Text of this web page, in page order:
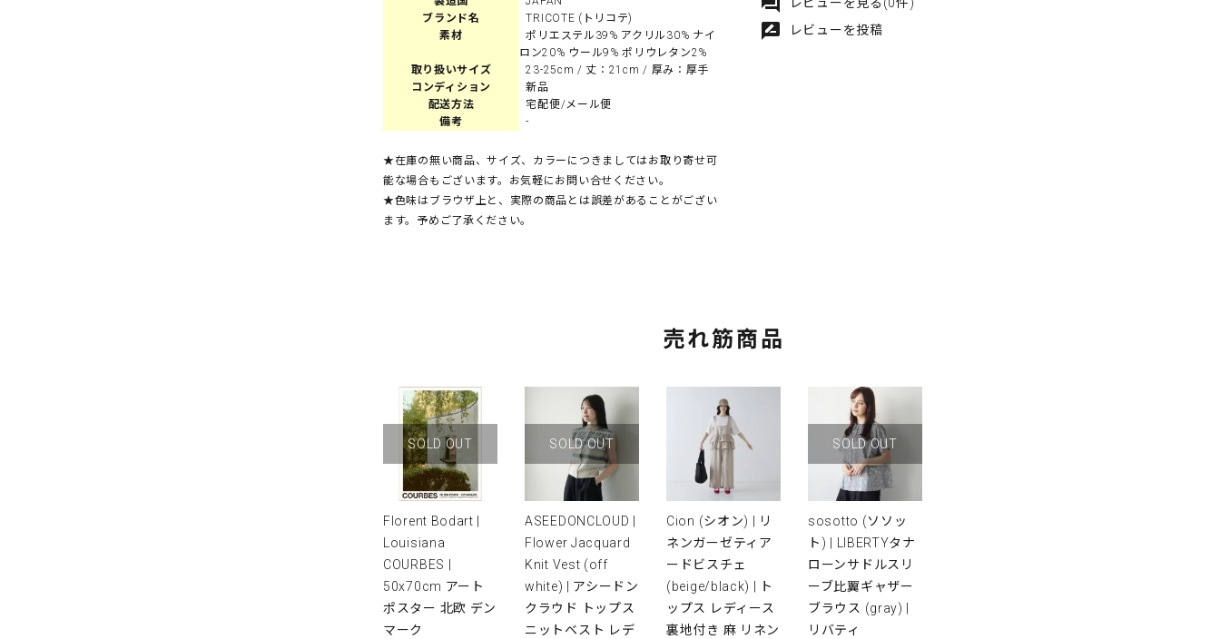
ブランド名
TRICOTE (トリコテ)
素材
ポリエステル39% アクリル30% ナイ
ロン20% ウール9% ポリウレタン2%
取り扱いサイズ
23-25cm / 丈：21cm / 厚み：厚手
コンディション
新品
配送方法
宅配便/メール便
備考
-
★在庫の無い商品、サイズ、カラーにつきましてはお取り寄せ可
能な場合もございます。お気軽にお問い合せください。
★色味はブラウザ上と、実際の商品とは誤差があることがござい
ます。予めご了承ください。
rate_review レビューを投稿
売れ筋商品
SOLD OUT
Florent Bodart |
Louisiana
COURBES |
50x70cm アート
ポスター 北欧 デン
マーク
SOLD OUT
ASEEDONCLOUD |
Flower Jacquard
Knit Vest (off
white) | アシードン
クラウド トップス
ニットベスト レデ
Cion (シオン) | リ
ネンガーゼティア
ードビスチェ
(beige/black) | ト
ップス レディース
裏地付き 麻 リネン
SOLD OUT
sosotto (ソソッ
ト) | LIBERTYタナ
ローンサドルスリ
ーブ比翼ギャザー
ブラウス (gray) |
リバティ